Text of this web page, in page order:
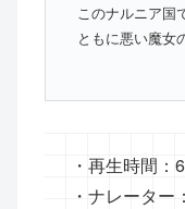
このナルニア国
ともに悪い魔女
・再生時間：
・ナレーター